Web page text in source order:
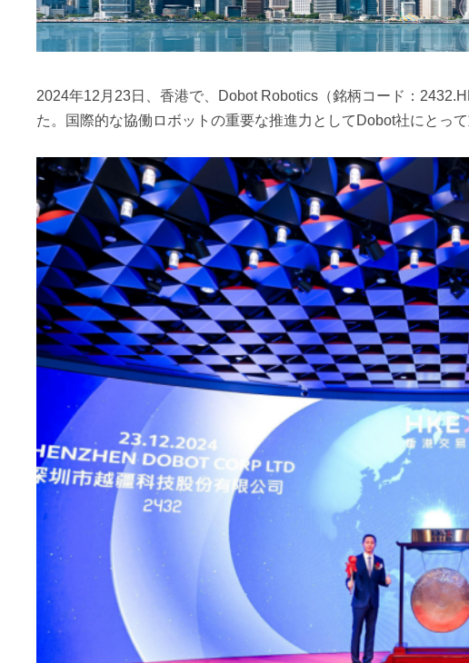
2024年12月23日、香港で、Dobot Robotics（銘柄コード：
た。国際的な協働ロボットの重要な推進力としてDobot社にとっ